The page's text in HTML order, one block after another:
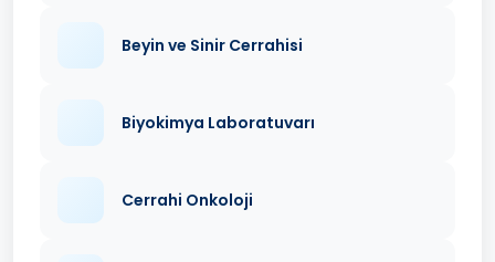
Beyin ve Sinir Cerrahisi
Biyokimya Laboratuvarı
Cerrahi Onkoloji